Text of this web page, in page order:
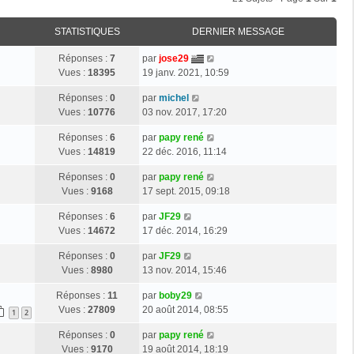
STATISTIQUES DERNIER MESSAGE
Réponses : 7
Vues : 18395
par jose29
19 janv. 2021, 10:59
Réponses : 0
Vues : 10776
par michel
03 nov. 2017, 17:20
Réponses : 6
Vues : 14819
par papy rené
22 déc. 2016, 11:14
Réponses : 0
Vues : 9168
par papy rené
17 sept. 2015, 09:18
Réponses : 6
Vues : 14672
par JF29
17 déc. 2014, 16:29
Réponses : 0
Vues : 8980
par JF29
13 nov. 2014, 15:46
1 2
Réponses : 11
Vues : 27809
par boby29
20 août 2014, 08:55
Réponses : 0
Vues : 9170
par papy rené
19 août 2014, 18:19